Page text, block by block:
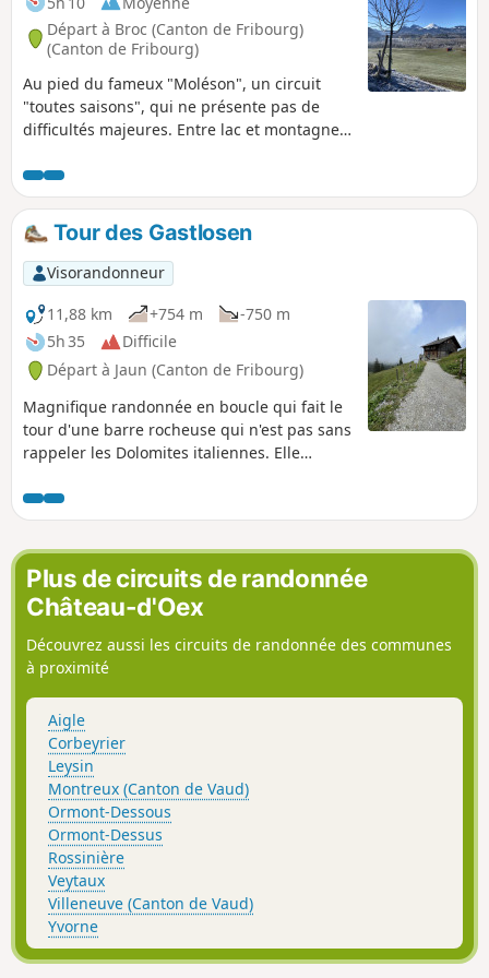
Départ à Broc (Canton de Fribourg)
(Canton de Fribourg)
Au pied du fameux "Moléson", un circuit
"toutes saisons", qui ne présente pas de
difficultés majeures. Entre lac et montagnes
rêverie. La première partie est un peu plus
éprouvante avec de nombreuses, courtes
mais parfois raides, montées et descentes.
Une fois traversé le pont le chemin s'aplanit
dans les pâturages. Pour vous ramener
paisiblement à votre point de départ.
Tour des Gastlosen
Visorandonneur
11,88 km
+754 m
-750 m
5h 35
Difficile
Départ à Jaun (Canton de Fribourg)
Magnifique randonnée en boucle qui fait le
tour d'une barre rocheuse qui n'est pas sans
rappeler les Dolomites italiennes. Elle
d'avoir une très belle vue sur les vallées
environnantes au son des cloches des
nombreux troupeaux de vaches.
Plus de circuits de randonnée
Château-d'Oex
Découvrez aussi les circuits de randonnée des communes
à proximité
Aigle
Corbeyrier
Leysin
Montreux (Canton de Vaud)
Ormont-Dessous
Ormont-Dessus
Rossinière
Veytaux
Villeneuve (Canton de Vaud)
Yvorne